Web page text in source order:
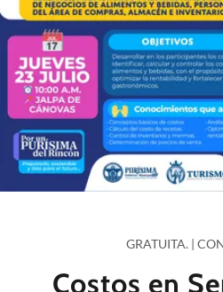
GRATUITA. |
Costos en